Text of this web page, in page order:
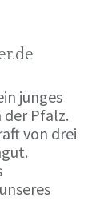
junges
der Pfalz.
von drei